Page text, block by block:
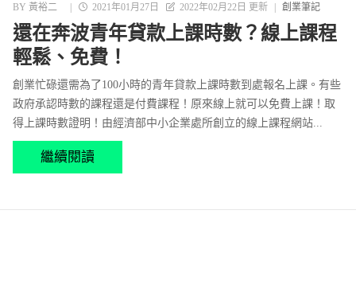
BY 黃裕二 | 2021年01月27日 2022年02月22日 更新 | 創業筆記
還在奔波青年貸款上課時數？線上課程
輕鬆、免費！
創業忙碌還需為了100小時的青年貸款上課時數到處報名上課。有些
政府承認時數的課程還是付費課程！原來線上就可以免費上課！取
得上課時數證明！由經濟部中小企業處所創立的線上課程網站...
繼續閱讀